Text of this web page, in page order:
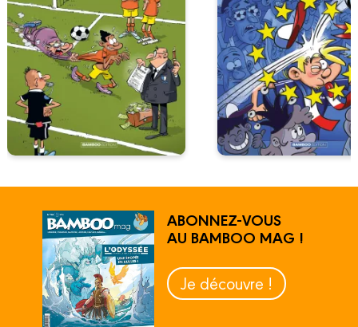
ABONNEZ-VOUS
AU BAMBOO MAG !
Je découvre !